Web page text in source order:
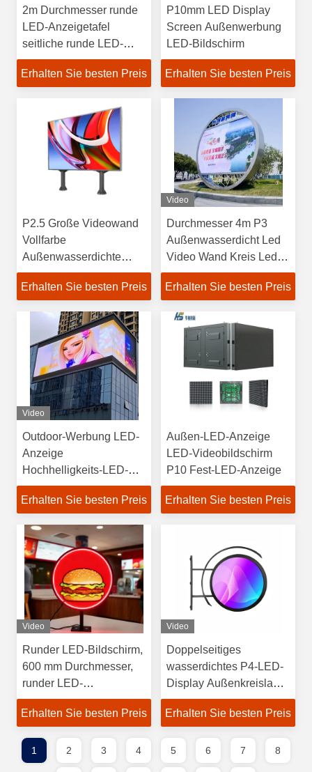
2m Durchmesser runde
LED-Anzeigetafel
seitliche runde LED-
Anzeige für
Außenwerbung
Erhalten Sie besten Preis
P10mm LED Display
Screen Außenwerbung
LED-Bildschirm
Erhalten Sie besten Preis
P2.5 Große Videowand
Vollfarbe
Außenwasserdichte
Led-Display-Bildschirm
Erhalten Sie besten Preis
Video
Durchmesser 4m P3
Außenwasserdicht Led
Video Wand Kreis Led
Display Bildschirm
Erhalten Sie besten Preis
Video
Outdoor-Werbung LED-
Anzeige
Hochhelligkeits-LED-
Bildschirm
Erhalten Sie besten Preis
Außen-LED-Anzeige
LED-Videobildschirm
P10 Fest-LED-Anzeige
Erhalten Sie besten Preis
Video
Runder LED-Bildschirm,
600 mm Durchmesser,
runder LED-
Außenbildschirm
Erhalten Sie besten Preis
Video
Doppelseitiges
wasserdichtes P4-LED-
Display Außenkreislauf-
LED-Bildschirm
Erhalten Sie besten Preis
1 2 3 4 5 6 7 8